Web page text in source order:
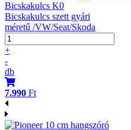
Bicskakulcs K0
Bicskakulcs szett gyári
méretű /VW/Seat/Skoda
+
-
db
7.990 Ft